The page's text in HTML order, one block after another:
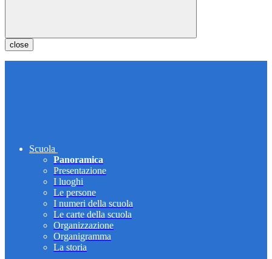
close
Scuola
Panoramica
Presentazione
I luoghi
Le persone
I numeri della scuola
Le carte della scuola
Organizzazione
Organigramma
La storia